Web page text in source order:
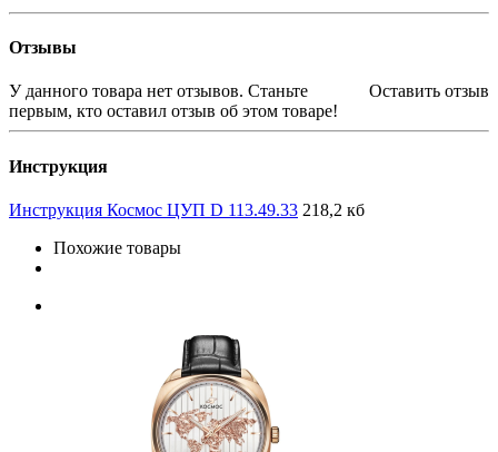
Отзывы
Оставить отзыв
У данного товара нет отзывов. Станьте
первым, кто оставил отзыв об этом товаре!
Инструкция
Инструкция Космос ЦУП D 113.49.33 218,2 кб
Похожие товары